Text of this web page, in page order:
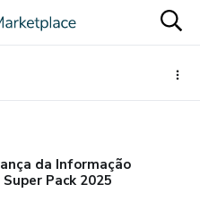
da Informação
Pack 2025